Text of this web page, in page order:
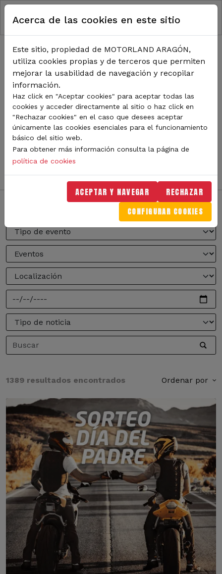
Pasar al contenido principal
RUTA DE NAVEGACIÓN
Inicio Noticias
TODA LA ACTUALIDAD DE
MOTORLAND
Sigue de cerca todas las novedades de MotorLand
Aragón. Aquí encontrarás noticias sobre eventos,
competiciones, pilotos, novedades del circuito y
mucho más. Filtra por categoría o tipo de contenido y
no te pierdas nada del mundo del motor.
1389 resultados encontrados Ordenar por
Acerca de las cookies en este sitio
Este sitio, propiedad de MOTORLAND ARAGÓN,
utiliza cookies propias y de terceros que permiten
mejorar la usabilidad de navegación y recopilar
información.
Haz click en "Aceptar cookies" para aceptar todas las
cookies y acceder directamente al sitio o haz click en
"Rechazar cookies" en el caso que desees aceptar
únicamente las cookies esenciales para el funcionamiento
básico del sitio web.
Para obtener más información consulta la página de
política de cookies
ACEPTAR Y NAVEGAR RECHAZAR
CONFIGURAR COOKIES